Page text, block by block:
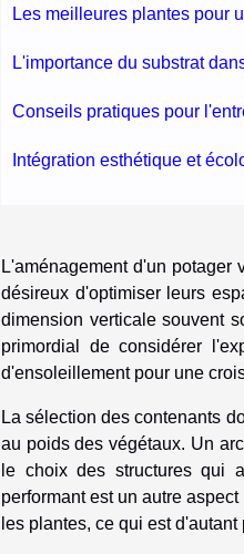
Les meilleures plantes pour
L'importance du substrat
Conseils pratiques pour
Intégration esthétique et
L'aménagement d'un
désireux d'optimiser leurs
dimension verticale souvent
primordial de considérer
d'ensoleillement pour une
La sélection des contenants
au poids des végétaux. Un
le choix des structures qui
performant est un autre
les plantes, ce qui est